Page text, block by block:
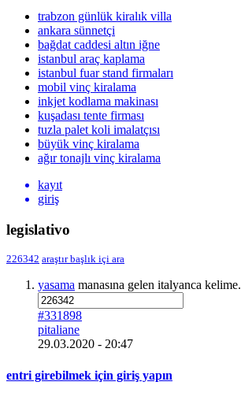
trabzon günlük kiralık villa
ankara sünnetçi
bağdat caddesi altın iğne
istanbul araç kaplama
istanbul fuar stand firmaları
mobil vinç kiralama
inkjet kodlama makinası
kuşadası tente firması
tuzla palet koli imalatçısı
büyük vinç kiralama
ağır tonajlı vinç kiralama
kayıt
giriş
legislativo
226342 araştırbaşlık içi ara
yasama manasına gelen italyanca kelime.
#331898
pitaliane
29.03.2020 - 20:47
entri girebilmek için giriş yapın